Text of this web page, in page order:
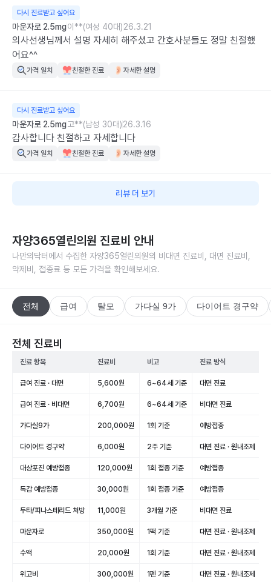
다시 진료받고 싶어요
마운자로 2.5mg이**(여성 40대)26.3.21
의사선생님께서 설명 자세히 해주셨고 간호사분들도 정말 친절했
어요^^
가격 일치 친절한 진료 자세한 설명
다시 진료받고 싶어요
마운자로 2.5mg고**(남성 30대)26.3.16
감사합니다 친절하고 자세합니다
가격 일치 친절한 진료 자세한 설명
리뷰 더 보기
자양365열린의원 진료비 안내
나만의닥터에서 수집한 자양365열린의원의 비대면 진료비, 대면 진료비,
약제비, 접종료 등 모든 가격을 확인해보세요.
전체 급여 탈모 가다실 9가 다이어트 경구약
전체 진료비
진료 항목 진료비 비고 진료 방식
급여 진료 · 대면 5,600원 6~64세 기준 대면 진료
급여 진료 · 비대면 6,700원 6~64세 기준 비대면 진료
가다실9가 200,000원 1회 기준 예방접종
다이어트 경구약 6,000원 2주 기준 대면 진료 · 원내조제
대상포진 예방접종 120,000원 1회 접종 기준 예방접종
독감 예방접종 30,000원 1회 접종 기준 예방접종
두타/피나스테리드 처방 11,000원 3개월 기준 비대면 진료
마운자로 350,000원 1팩 기준 대면 진료 · 원내조제
수액 20,000원 1회 기준 대면 진료 · 원내조제
위고비 300,000원 1펜 기준 대면 진료 · 원내조제